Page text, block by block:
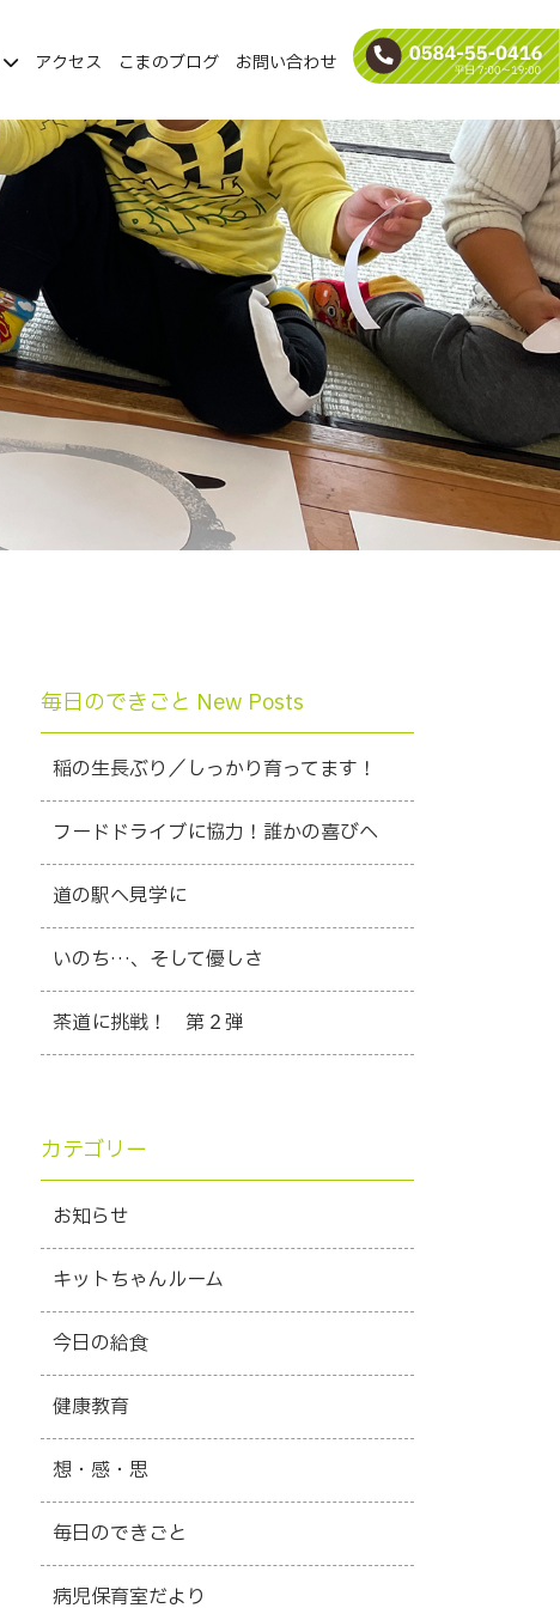
アクセス こまのブログ お問い合わせ
毎日のできごと New Posts
稲の生長ぶり／しっかり育ってます！
フードドライブに協力！誰かの喜びへ
道の駅へ見学に
いのち…、そして優しさ
茶道に挑戦！ 第２弾
カテゴリー
お知らせ
キットちゃんルーム
今日の給食
健康教育
想・感・思
毎日のできごと
病児保育室だより